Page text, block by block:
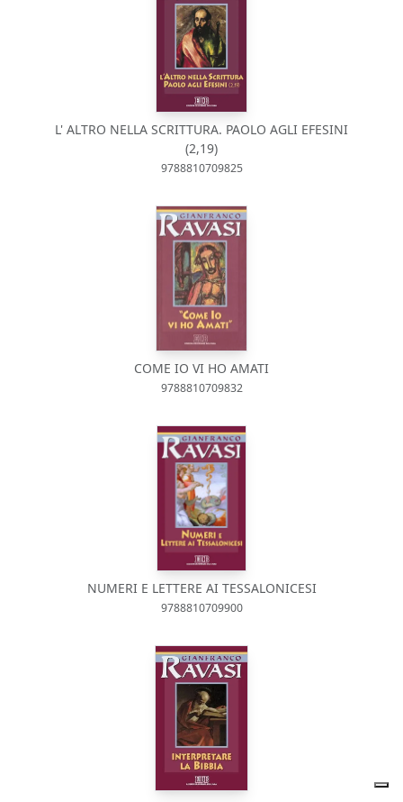
L' ALTRO NELLA SCRITTURA. PAOLO AGLI EFESINI
(2,19)
9788810709825
COME IO VI HO AMATI
9788810709832
NUMERI E LETTERE AI TESSALONICESI
9788810709900